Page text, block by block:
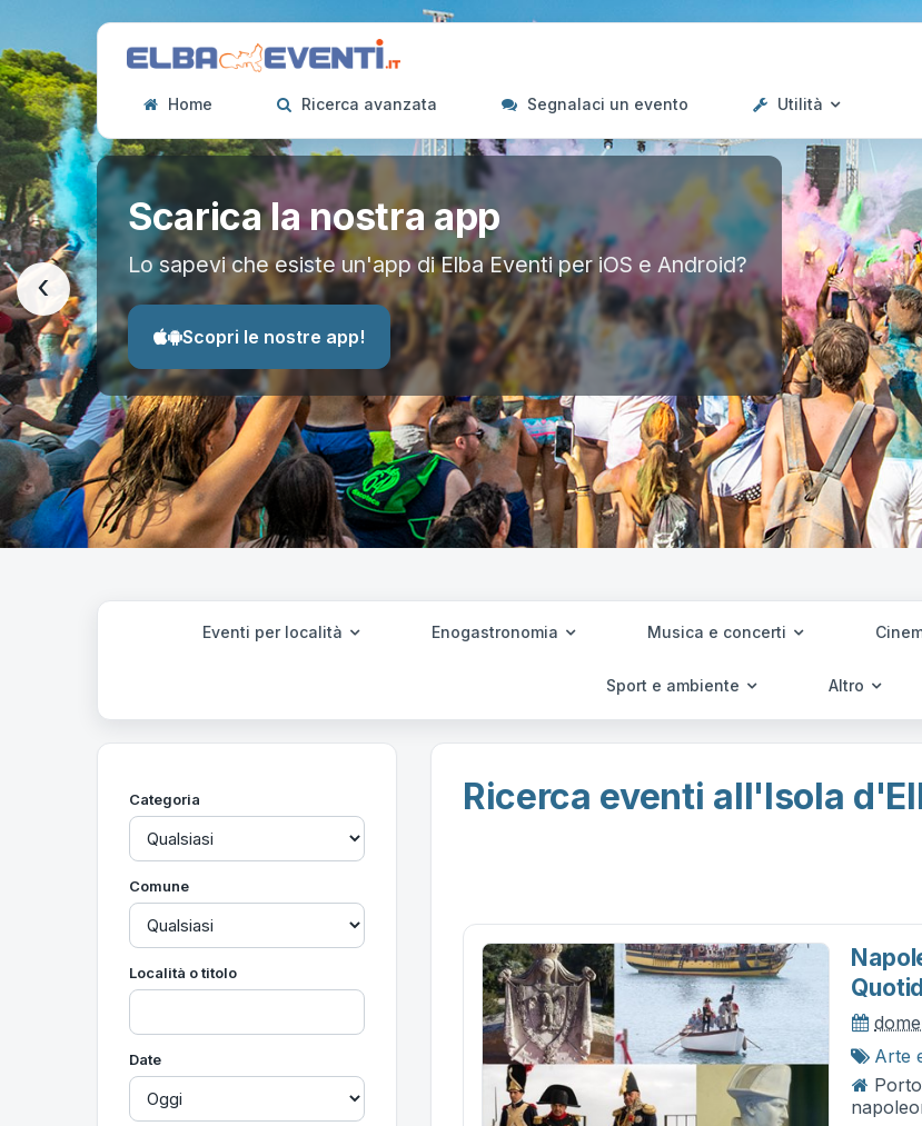
Home Ricerca avanzata Segnalaci un evento Utilità
Scarica la nostra app
Lo sapevi che esiste un'app di Elba Eventi per iOS e Android?
Scopri le nostre app!
‹
Eventi per località Enogastronomia Musica e concerti
Sport e ambiente Altro
Categoria
Comune
Località o titolo
Date
Ricerca eventi all'Isola
Arte